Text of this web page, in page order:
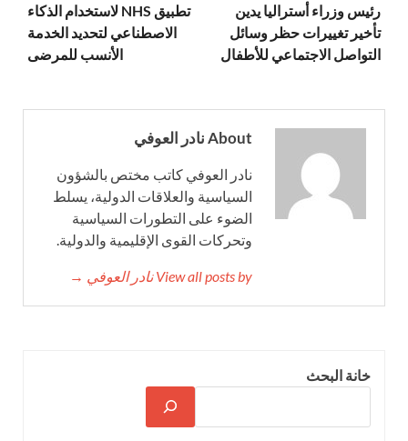
رئيس وزراء أستراليا يدين
تأخير تغييرات حظر وسائل
التواصل الاجتماعي للأطفال
تطبيق NHS لاستخدام الذكاء
الاصطناعي لتحديد الخدمة
الأنسب للمرضى
About نادر العوفي
نادر العوفي كاتب مختص بالشؤون
السياسية والعلاقات الدولية، يسلط
الضوء على التطورات السياسية
وتحركات القوى الإقليمية والدولية.
View all posts by نادر العوفي →
خانة البحث